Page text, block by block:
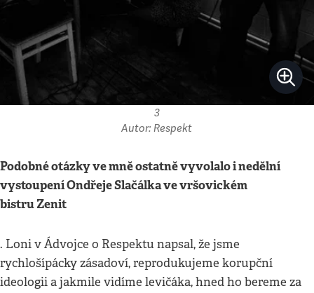
3
Autor: Respekt
Podobné otázky ve mně ostatně vyvolalo i nedělní
vystoupení Ondřeje Slačálka ve vršovickém
bistru Zenit
. Loni v Ádvojce o Respektu napsal, že jsme
rychlošípácky zásadoví, reprodukujeme korupční
ideologii a jakmile vidíme levičáka, hned ho bereme za